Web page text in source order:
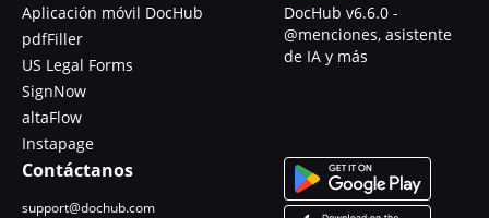
Aplicación móvil DocHub
pdfFiller
US Legal Forms
SignNow
altaFlow
Instapage
DocHub v6.6.0 -
@menciones, asistente
de IA y más
Contáctanos
support@dochub.com